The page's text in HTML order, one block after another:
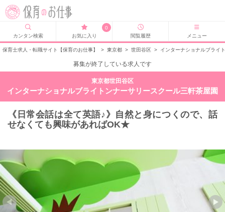
カンタン検索
0
お気に入り
閲覧履歴 メニュー
保育士求人・転職サイト【保育のお仕事】 > 東京都 > 世田谷区 > インターナショナルブライ
募集が終了している求人です
東京都世田谷区
インターナショナルブライトンナーサリースクール三軒茶屋園
《日常会話は全て英語♪》自然と身につくので、話
せなくても興味があればOK★